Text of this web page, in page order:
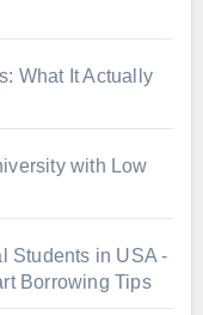
What It Actually
with Low
Students in USA -
Borrowing Tips